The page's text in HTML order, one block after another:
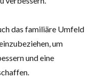
das familiäre Umfeld
um
und eine